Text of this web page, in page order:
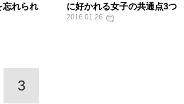
忘れられ
に好かれる女子の共通点3つ
2016.01.26
3